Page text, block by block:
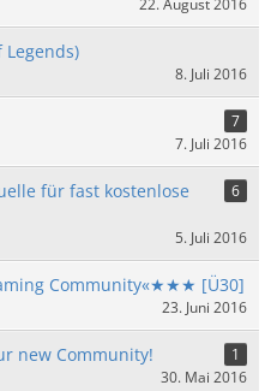
22. August 2016
Legends)
8. Juli 2016
7
7. Juli 2016
für fast kostenlose
6
5. Juli 2016
Community«★★★ [Ü30]
23. Juni 2016
new Community!
1
30. Mai 2016